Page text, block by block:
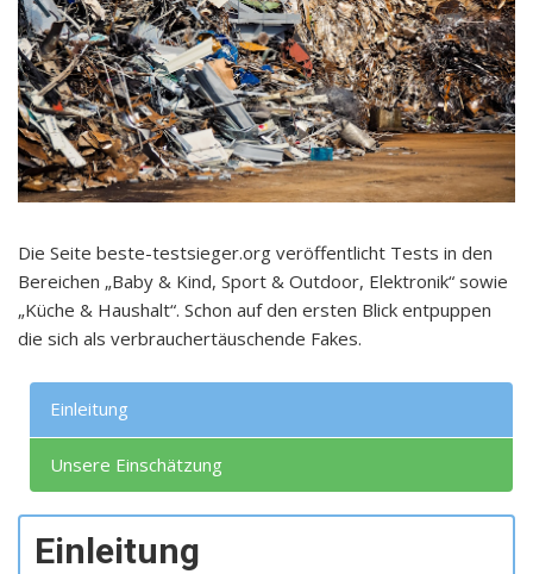
Die Seite beste-testsieger.org veröffentlicht Tests in den
Bereichen „Baby & Kind, Sport & Outdoor, Elektronik“ sowie
„Küche & Haushalt“. Schon auf den ersten Blick entpuppen
die sich als verbrauchertäuschende Fakes.
Einleitung
Unsere Einschätzung
Einleitung